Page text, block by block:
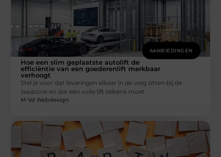
AANBIEDINGEN
Hoe een slim geplaatste autolift de
efficiëntie van een goederenlift merkbaar
verhoogt
Stel je voor dat leveringen elkaar in de weg zitten bij de
laadzone en dat een volle lift telkens moet
M Vd Webdesign